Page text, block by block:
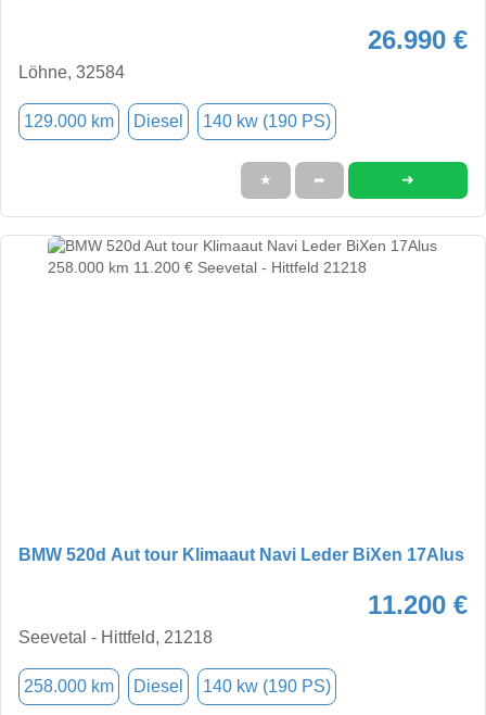
26.990 €
Löhne, 32584
129.000 km Diesel 140 kw (190 PS)
★ ➦ ➜
BMW 520d Aut tour Klimaaut Navi Leder BiXen 17Alus
11.200 €
Seevetal - Hittfeld, 21218
258.000 km Diesel 140 kw (190 PS)